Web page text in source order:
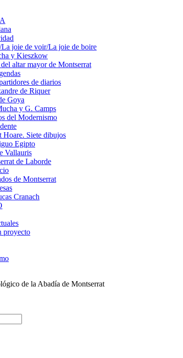
joie de voir/La joie de boire
y Kieszkow
altar mayor de Montserrat
de diarios
de Riquer
Goya
y G. Camps
del Modernismo
Hoare. Siete dibujos
Egipto
Vallauris
de Laborde
de Montserrat
Cranach
proyecto
de la Abadía de Montserrat